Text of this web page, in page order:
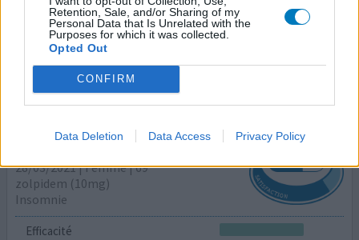
Retention, Sale, and/or Sharing of my
Personal Data that Is Unrelated with the
Purposes for which it was collected.
Opted Out
CONFIRM
Data Deletion Data Access Privacy Policy
temps que le zolpidem, ça a fonctionné 1 semaine. Et
maintenant plus rien ne va.... je ne dors plus, maux de
tête... mal être...
votre avis
Zolpidem
28/03/2021 | Femme | 69
zolpidem (10mg)
Insomnie
Efficacité